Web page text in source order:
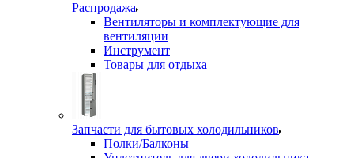
Распродажа
Вентиляторы и комплектующие для
вентиляции
Инструмент
Товары для отдыха
Запчасти для бытовых холодильников
Полки/Балконы